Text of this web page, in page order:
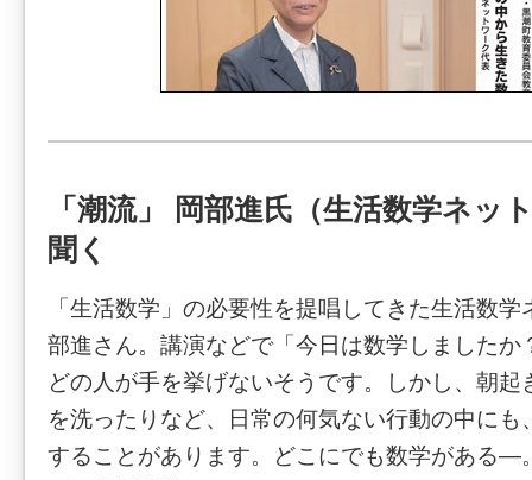
「潮流」 岡部進氏（生活数学ネッ
聞く
「生活数学」の必要性を提唱してきた生活数
部進さん。講演などで「今日は数学しましたか
どの人が手を挙げないそうです。しかし、朝起
を洗ったりなど、日常の何気ない行動の中にも
することがあります。どこにでも数学がある―